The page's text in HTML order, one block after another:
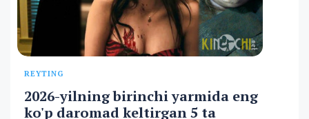
REYTING
2026-yilning birinchi yarmida eng
ko'p daromad keltirgan 5 ta